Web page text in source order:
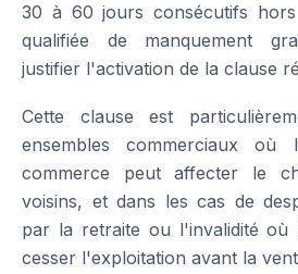
30 à 60 jours consécutifs
qualifiée de manquement
justifier l'activation de la clause
Cette clause est
ensembles commerciaux où
commerce peut affecter le
voisins, et dans les cas de
par la retraite ou l'invalidité où
cesser l'exploitation avant la